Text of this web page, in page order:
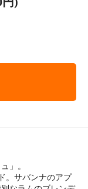
」。
。サバンナのアプ